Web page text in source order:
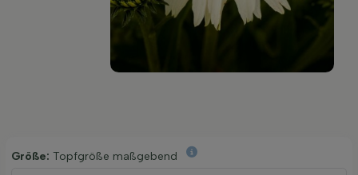
Größe: Topfgröße maßgebend